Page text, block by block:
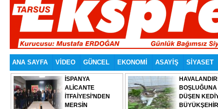
ANA SAYFA VİDEO GÜNCEL EKONOMİ ASAYİŞ SİYASET
İSPANYA
ALİCANTE
İTFAİYESİ’NDEN
MERSİN
BOŞLUĞUNA
DÜŞEN
BÜYÜKŞEHİR